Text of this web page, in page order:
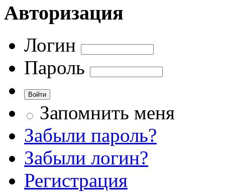
Авторизация
Логин
Пароль
Запомнить меня
Забыли пароль?
Забыли логин?
Регистрация